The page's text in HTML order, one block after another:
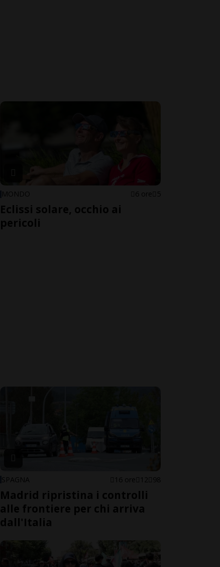
MONDO 6 ore 5
Eclissi solare, occhio ai
pericoli
SPAGNA 16 ore 12 98
Madrid ripristina i controlli
alle frontiere per chi arriva
dall'Italia